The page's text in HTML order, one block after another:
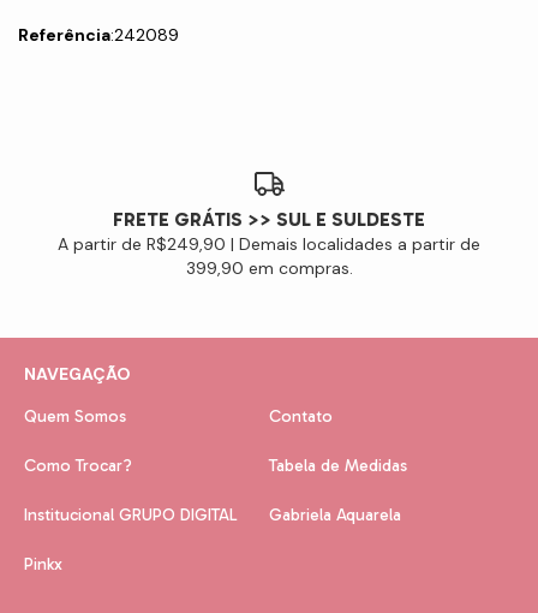
Referência:242089
FRETE GRÁTIS >> SUL E SULDESTE
A partir de R$249,90 | Demais localidades a partir de
399,90 em compras.
NAVEGAÇÃO
Quem Somos Contato
Como Trocar? Tabela de Medidas
Institucional GRUPO DIGITAL Gabriela Aquarela
Pinkx